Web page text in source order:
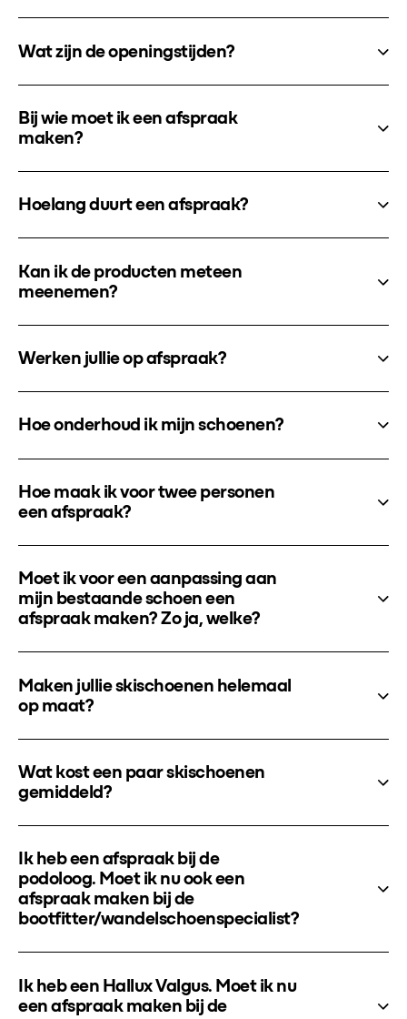
Wat zijn de openingstijden?
Bij wie moet ik een afspraak
maken?
Hoelang duurt een afspraak?
Kan ik de producten meteen
meenemen?
Werken jullie op afspraak?
Hoe onderhoud ik mijn schoenen?
Hoe maak ik voor twee personen
een afspraak?
Moet ik voor een aanpassing aan
mijn bestaande schoen een
afspraak maken? Zo ja, welke?
Maken jullie skischoenen helemaal
op maat?
Wat kost een paar skischoenen
gemiddeld?
Ik heb een afspraak bij de
podoloog. Moet ik nu ook een
afspraak maken bij de
bootfitter/wandelschoenspecialist?
Ik heb een Hallux Valgus. Moet ik nu
een afspraak maken bij de